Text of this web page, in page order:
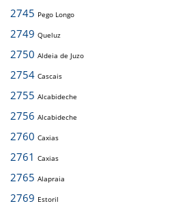
2745 Pego Longo
2749 Queluz
2750 Aldeia de Juzo
2754 Cascais
2755 Alcabideche
2756 Alcabideche
2760 Caxias
2761 Caxias
2765 Alapraia
2769 Estoril